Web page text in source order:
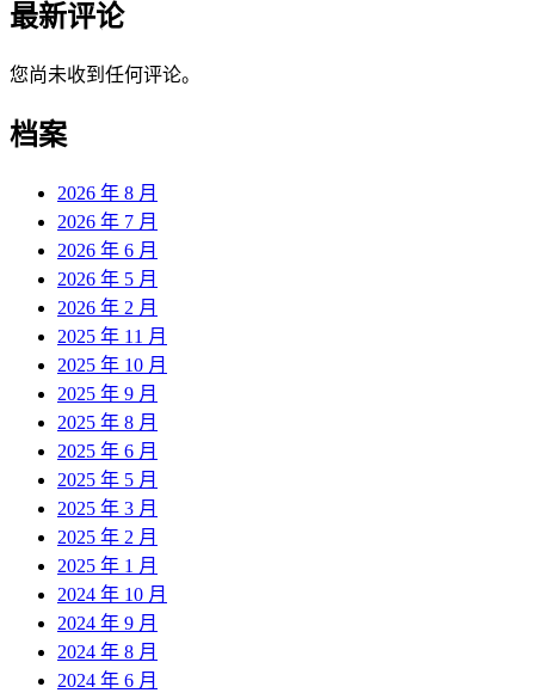
最新评论
您尚未收到任何评论。
档案
2026 年 8 月
2026 年 7 月
2026 年 6 月
2026 年 5 月
2026 年 2 月
2025 年 11 月
2025 年 10 月
2025 年 9 月
2025 年 8 月
2025 年 6 月
2025 年 5 月
2025 年 3 月
2025 年 2 月
2025 年 1 月
2024 年 10 月
2024 年 9 月
2024 年 8 月
2024 年 6 月